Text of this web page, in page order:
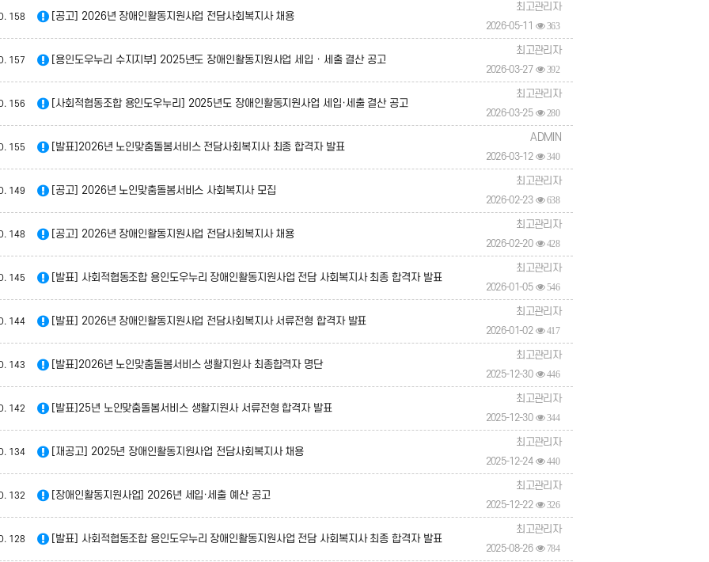
158 [공고] 2026년 장애인활동지원사업 전담사회복지사 채용
최고관리자
2026-05-11 363
157 [용인도우누리 수지지부] 2025년도 장애인활동지원사업 세입 · 세출 결산 공고
최고관리자
2026-03-27 392
156 [사회적협동조합 용인도우누리] 2025년도 장애인활동지원사업 세입·세출 결산 공고
최고관리자
2026-03-25 280
155 [발표]2026년 노인맞춤돌봄서비스 전담사회복지사 최종 합격자 발표
ADMIN
2026-03-12 340
149 [공고] 2026년 노인맞춤돌봄서비스 사회복지사 모집
최고관리자
2026-02-23 638
148 [공고] 2026년 장애인활동지원사업 전담사회복지사 채용
최고관리자
2026-02-20 428
145 [발표] 사회적협동조합 용인도우누리 장애인활동지원사업 전담 사회복지사 최종 합격자 발표
최고관리자
2026-01-05 546
144 [발표] 2026년 장애인활동지원사업 전담사회복지사 서류전형 합격자 발표
최고관리자
2026-01-02 417
143 [발표]2026년 노인맞춤돌봄서비스 생활지원사 최종합격자 명단
최고관리자
2025-12-30 446
142 [발표]25년 노인맞춤돌봄서비스 생활지원사 서류전형 합격자 발표
최고관리자
2025-12-30 344
134 [재공고] 2025년 장애인활동지원사업 전담사회복지사 채용
최고관리자
2025-12-24 440
132 [장애인활동지원사업] 2026년 세입·세출 예산 공고
최고관리자
2025-12-22 326
128 [발표] 사회적협동조합 용인도우누리 장애인활동지원사업 전담 사회복지사 최종 합격자 발표
최고관리자
2025-08-26 784